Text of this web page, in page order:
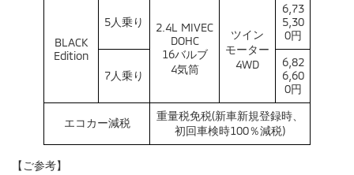
BLACK
Edition
5人乗り
2.4L MIVEC
DOHC
16バルブ
4気筒
ツイン
モーター
4WD
6,73
5,30
0円
7人乗り
6,82
6,60
0円
エコカー減税
重量税免税(新車新規登録時、
初回車検時100％減税)
【ご参考】